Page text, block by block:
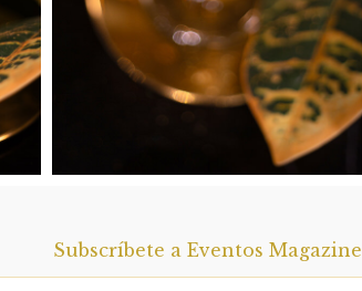
Subscríbete a Eventos Magazine